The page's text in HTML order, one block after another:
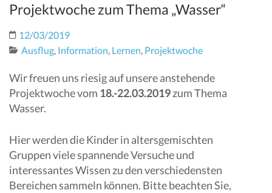
Projektwoche zum Thema „Wasser“
12/03/2019
Ausflug, Information, Lernen, Projektwoche
Wir freuen uns riesig auf unsere anstehende
Projektwoche vom 18.-22.03.2019zum Thema
Wasser.
Hier werden die Kinder in altersgemischten
Gruppen viele spannende Versuche und
interessantes Wissen zu den verschiedensten
Bereichen sammeln können. Bitte beachten Sie,